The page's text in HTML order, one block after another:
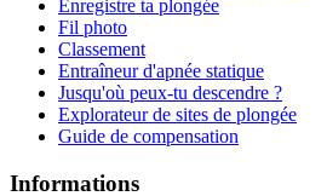
Enregistre ta plongée
Fil photo
Classement
Entraîneur d'apnée statique
Jusqu'où peux-tu descendre ?
Explorateur de sites de plongée
Guide de compensation
Informations